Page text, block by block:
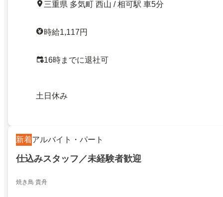
三重県 多気町 西山 / 相可駅 車5分
時給1,117円
16時までに退社可
土日休み
新着アルバイト・パート
仕込みスタッフ／未経験者歓迎
焼き鳥 貴舟